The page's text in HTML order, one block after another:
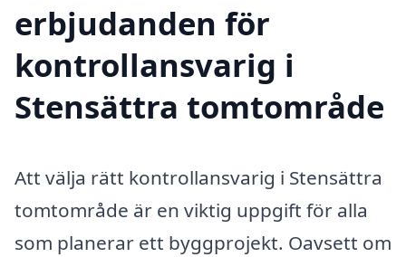
erbjudanden för
kontrollansvarig i
Stensättra tomtområde
Att välja rätt kontrollansvarig i Stensättra
tomtområde är en viktig uppgift för alla
som planerar ett byggprojekt. Oavsett om